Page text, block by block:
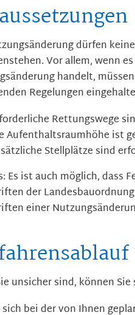
dürfen
Vor allem, wenn
handelt,
Regelungen
Rettungswege
Aufenthaltsraumhöhe ist
Stellplätze sind
Es ist auch möglich, dass
der
einer
unsicher sind, können
sich bei der von Ihnen